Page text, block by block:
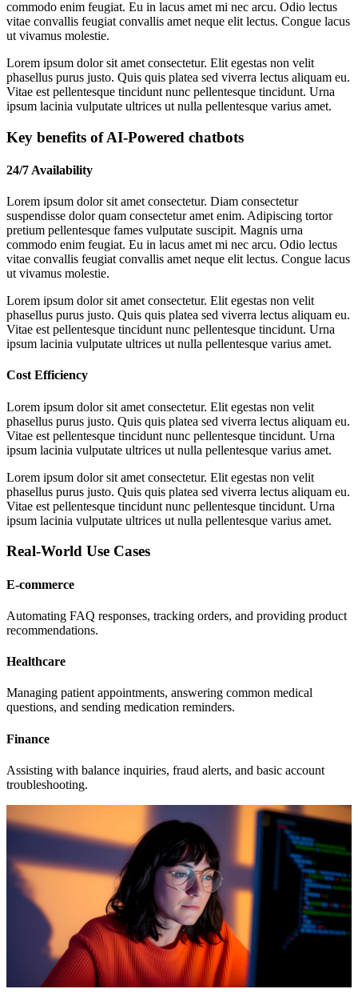
commodo enim feugiat. Eu in lacus amet mi nec arcu. Odio lectus
vitae convallis feugiat convallis amet neque elit lectus. Congue lacus
ut vivamus molestie.
Lorem ipsum dolor sit amet consectetur. Elit egestas non velit
phasellus purus justo. Quis quis platea sed viverra lectus aliquam eu.
Vitae est pellentesque tincidunt nunc pellentesque tincidunt. Urna
ipsum lacinia vulputate ultrices ut nulla pellentesque varius amet.
Key benefits of AI-Powered chatbots
24/7 Availability
Lorem ipsum dolor sit amet consectetur. Diam consectetur
suspendisse dolor quam consectetur amet enim. Adipiscing tortor
pretium pellentesque fames vulputate suscipit. Magnis urna
commodo enim feugiat. Eu in lacus amet mi nec arcu. Odio lectus
vitae convallis feugiat convallis amet neque elit lectus. Congue lacus
ut vivamus molestie.
Lorem ipsum dolor sit amet consectetur. Elit egestas non velit
phasellus purus justo. Quis quis platea sed viverra lectus aliquam eu.
Vitae est pellentesque tincidunt nunc pellentesque tincidunt. Urna
ipsum lacinia vulputate ultrices ut nulla pellentesque varius amet.
Cost Efficiency
Lorem ipsum dolor sit amet consectetur. Elit egestas non velit
phasellus purus justo. Quis quis platea sed viverra lectus aliquam eu.
Vitae est pellentesque tincidunt nunc pellentesque tincidunt. Urna
ipsum lacinia vulputate ultrices ut nulla pellentesque varius amet.
Lorem ipsum dolor sit amet consectetur. Elit egestas non velit
phasellus purus justo. Quis quis platea sed viverra lectus aliquam eu.
Vitae est pellentesque tincidunt nunc pellentesque tincidunt. Urna
ipsum lacinia vulputate ultrices ut nulla pellentesque varius amet.
Real-World Use Cases
E-commerce
Automating FAQ responses, tracking orders, and providing product
recommendations.
Healthcare
Managing patient appointments, answering common medical
questions, and sending medication reminders.
Finance
Assisting with balance inquiries, fraud alerts, and basic account
troubleshooting.